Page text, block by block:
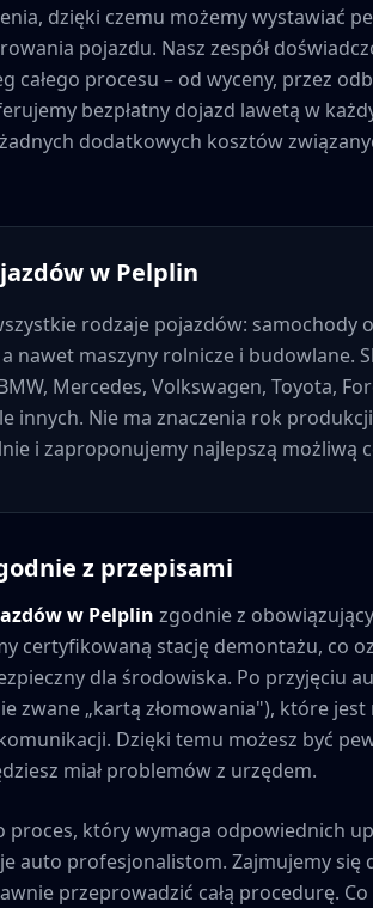
dzięki czemu możemy wystawiać
pojazdu. Nasz zespół
całego procesu – od wyceny, przez
bezpłatny dojazd lawetą w
dodatkowych kosztów
w Pelplin
rodzaje pojazdów: samochody
nawet maszyny rolnicze i budowlane.
Mercedes, Volkswagen, Toyota,
innych. Nie ma znaczenia rok
i zaproponujemy najlepszą możliwą
z przepisami
w Pelplin zgodnie z
certyfikowaną stację demontażu, co
dla środowiska. Po przyjęciu
zwane „kartą złomowania"), które jest
Dzięki temu możesz być
miał problemów z urzędem.
proces, który wymaga odpowiednich
auto profesjonalistom. Zajmujemy się
przeprowadzić całą procedurę. Co